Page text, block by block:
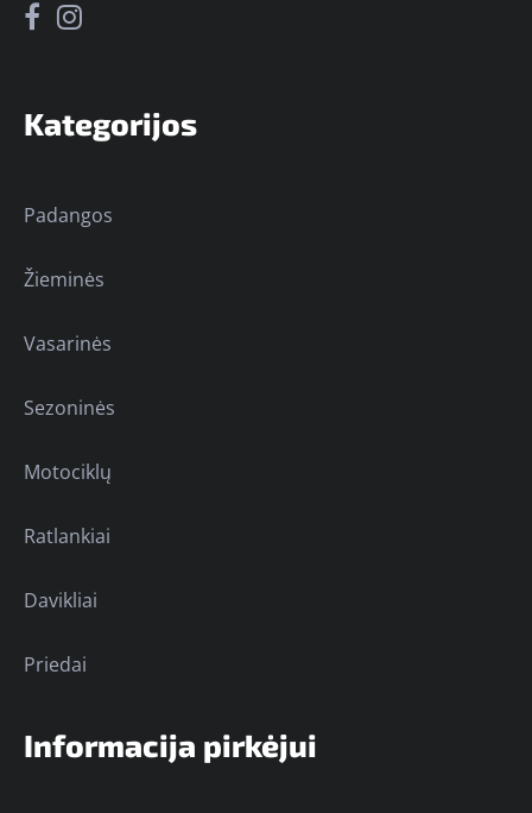
Kategorijos
Padangos
Žieminės
Vasarinės
Sezoninės
Motociklų
Ratlankiai
Davikliai
Priedai
Informacija pirkėjui